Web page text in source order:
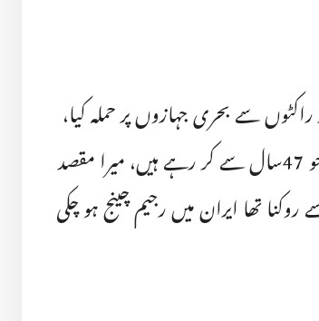
سے بحری جہازوں پر حملہ کیا،
ایران کا رویہ بہت برُا ہے انہوں نے وہی کیا جو 47سال سے کر رہے ہیں، میرا مقصد
روکنا تھا ایران میں رجیم چینج ہو چکی